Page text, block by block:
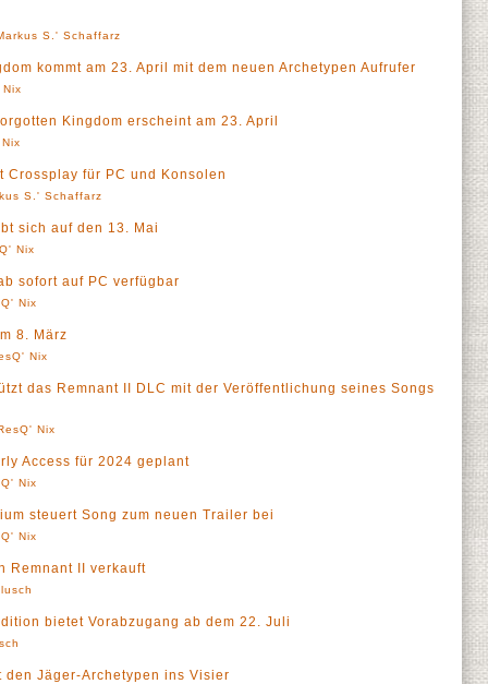
S.' Schaffarz
kommt am 23. April mit dem neuen Archetypen Aufrufer
Kingdom erscheint am 23. April
Crossplay für PC und Konsolen
S.' Schaffarz
sich auf den 13. Mai
Nix
sofort auf PC verfügbar
Nix
8. März
Nix
das Remnant II DLC mit der Veröffentlichung seines Songs
Nix
Access für 2024 geplant
Nix
steuert Song zum neuen Trailer bei
Nix
Remnant II verkauft
bietet Vorabzugang ab dem 22. Juli
den Jäger-Archetypen ins Visier